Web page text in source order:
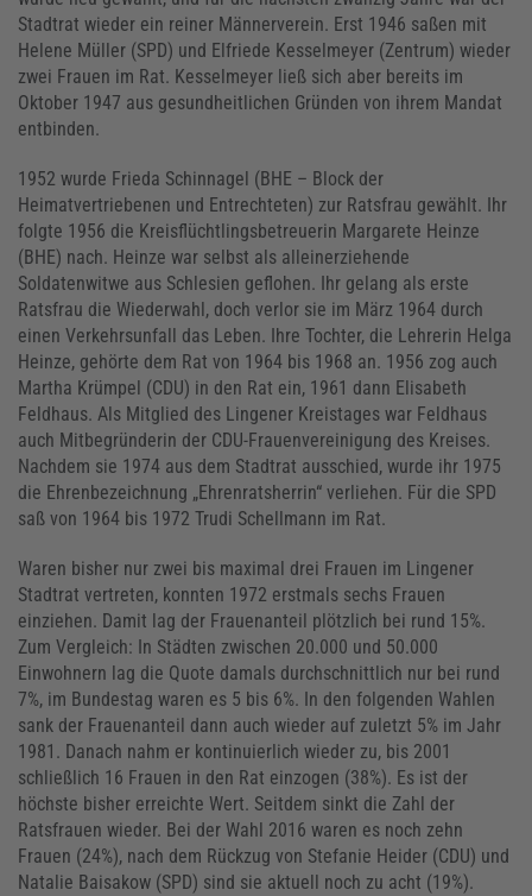
Stadtrat wieder ein reiner Männerverein. Erst 1946 saßen mit
Helene Müller (SPD) und Elfriede Kesselmeyer (Zentrum) wieder
zwei Frauen im Rat. Kesselmeyer ließ sich aber bereits im
Oktober 1947 aus gesundheitlichen Gründen von ihrem Mandat
entbinden.
1952 wurde Frieda Schinnagel (BHE – Block der
Heimatvertriebenen und Entrechteten) zur Ratsfrau gewählt. Ihr
folgte 1956 die Kreisflüchtlingsbetreuerin Margarete Heinze
(BHE) nach. Heinze war selbst als alleinerziehende
Soldatenwitwe aus Schlesien geflohen. Ihr gelang als erste
Ratsfrau die Wiederwahl, doch verlor sie im März 1964 durch
einen Verkehrsunfall das Leben. Ihre Tochter, die Lehrerin Helga
Heinze, gehörte dem Rat von 1964 bis 1968 an. 1956 zog auch
Martha Krümpel (CDU) in den Rat ein, 1961 dann Elisabeth
Feldhaus. Als Mitglied des Lingener Kreistages war Feldhaus
auch Mitbegründerin der CDU-Frauenvereinigung des Kreises.
Nachdem sie 1974 aus dem Stadtrat ausschied, wurde ihr 1975
die Ehrenbezeichnung „Ehrenratsherrin“ verliehen. Für die SPD
saß von 1964 bis 1972 Trudi Schellmann im Rat.
Waren bisher nur zwei bis maximal drei Frauen im Lingener
Stadtrat vertreten, konnten 1972 erstmals sechs Frauen
einziehen. Damit lag der Frauenanteil plötzlich bei rund 15%.
Zum Vergleich: In Städten zwischen 20.000 und 50.000
Einwohnern lag die Quote damals durchschnittlich nur bei rund
7%, im Bundestag waren es 5 bis 6%. In den folgenden Wahlen
sank der Frauenanteil dann auch wieder auf zuletzt 5% im Jahr
1981. Danach nahm er kontinuierlich wieder zu, bis 2001
schließlich 16 Frauen in den Rat einzogen (38%). Es ist der
höchste bisher erreichte Wert. Seitdem sinkt die Zahl der
Ratsfrauen wieder. Bei der Wahl 2016 waren es noch zehn
Frauen (24%), nach dem Rückzug von Stefanie Heider (CDU) und
Natalie Baisakow (SPD) sind sie aktuell noch zu acht (19%).